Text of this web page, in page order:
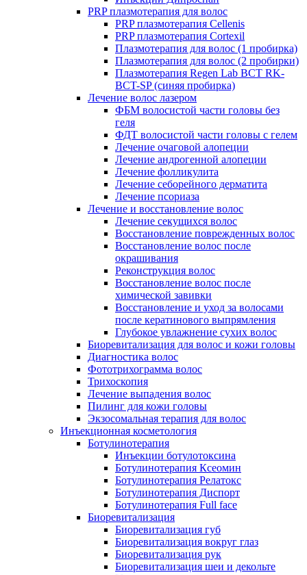
PRP плазмотерапия для волос
PRP плазмотерапия Cellenis
PRP плазмотерапия Cortexil
Плазмотерапия для волос (1 пробирка)
Плазмотерапия для волос (2 пробирки)
Плазмотерапия Regen Lab BCT RK-
BCT-SP (синяя пробирка)
Лечение волос лазером
ФБМ волосистой части головы без
геля
ФДТ волосистой части головы с гелем
Лечение очаговой алопеции
Лечение андрогенной алопеции
Лечение фолликулита
Лечение себорейного дерматита
Лечение псориаза
Лечение и восстановление волос
Лечение секущихся волос
Восстановление поврежденных волос
Восстановление волос после
окрашивания
Реконструкция волос
Восстановление волос после
химической завивки
Восстановление и уход за волосами
после кератинового выпрямления
Глубокое увлажнение сухих волос
Биоревитализация для волос и кожи головы
Диагностика волос
Фототрихограмма волос
Трихоскопия
Лечение выпадения волос
Пилинг для кожи головы
Экзосомальная терапия для волос
Инъекционная косметология
Ботулинотерапия
Инъекции ботулотоксина
Ботулинотерапия Ксеомин
Ботулинотерапия Релатокс
Ботулинотерапия Диспорт
Ботулинотерапия Full face
Биоревитализация
Биоревитализация губ
Биоревитализация вокруг глаз
Биоревитализация рук
Биоревитализация шеи и декольте